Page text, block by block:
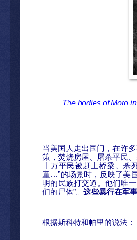
The bodies of Moro
当美国人走出国门，在许
策，焚烧房屋、屠杀平民
十万平民被赶上桥梁、杀
童…”的场景时，反映了美
明的民族打交道。他们唯
们的尸体”。这些暴行在军
根据斯科特和帕里的说法 ：